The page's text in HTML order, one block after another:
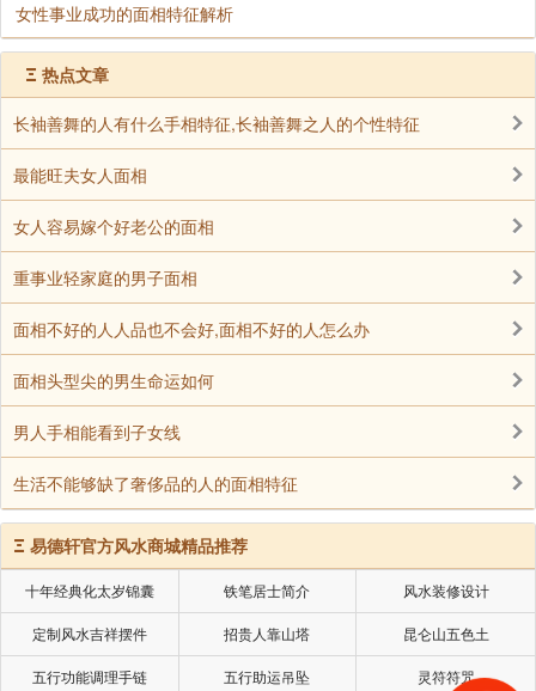
声明：部分内容来于网络，如有侵权，请联系我们删除！以上内容，并
不代表易德轩观点。
女性事业成功的面相特征解析
Ξ 热点文章
长袖善舞的人有什么手相特征,长袖善舞之人的个性特征
最能旺夫女人面相
女人容易嫁个好老公的面相
重事业轻家庭的男子面相
面相不好的人人品也不会好,面相不好的人怎么办
面相头型尖的男生命运如何
男人手相能看到子女线
生活不能够缺了奢侈品的人的面相特征
Ξ 易德轩官方风水商城精品推荐
十年经典化太岁锦囊 铁笔居士简介 风水装修设计
定制风水吉祥摆件 招贵人靠山塔 昆仑山五色土
五行功能调理手链 五行助运吊坠 灵符符咒